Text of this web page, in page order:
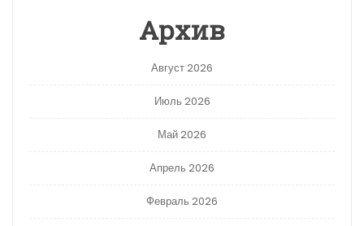
Архив
Август 2026
Июль 2026
Май 2026
Апрель 2026
Февраль 2026